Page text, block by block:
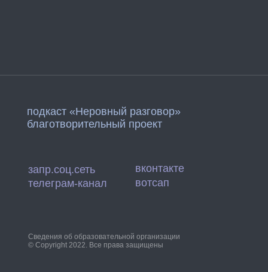
подкаст «Неровный разговор»
благотворительный проект
запр.соц.сеть
телеграм-канал
вконтакте
вотсап
Сведения об образовательной организации
© Copyright 2022. Все права защищены